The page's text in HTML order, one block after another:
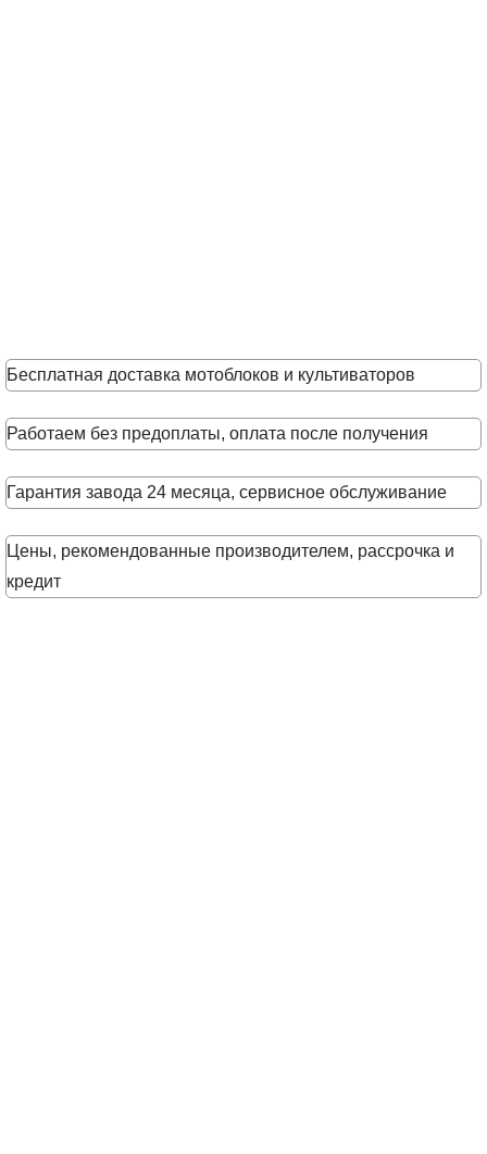
Бесплатная доставка мотоблоков и культиваторов
Работаем без предоплаты, оплата после получения
Гарантия завода 24 месяца, сервисное обслуживание
Цены, рекомендованные производителем, рассрочка и
кредит